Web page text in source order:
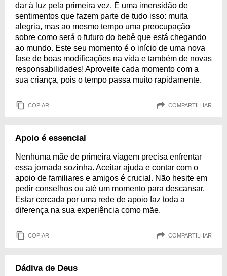
dar à luz pela primeira vez. É uma imensidão de
sentimentos que fazem parte de tudo isso: muita
alegria, mas ao mesmo tempo uma preocupação
sobre como será o futuro do bebê que está chegando
ao mundo. Este seu momento é o início de uma nova
fase de boas modificações na vida e também de novas
responsabilidades! Aproveite cada momento com a
sua criança, pois o tempo passa muito rapidamente.
COPIAR COMPARTILHAR
Apoio é essencial
Nenhuma mãe de primeira viagem precisa enfrentar
essa jornada sozinha. Aceitar ajuda e contar com o
apoio de familiares e amigos é crucial. Não hesite em
pedir conselhos ou até um momento para descansar.
Estar cercada por uma rede de apoio faz toda a
diferença na sua experiência como mãe.
COPIAR COMPARTILHAR
Dádiva de Deus